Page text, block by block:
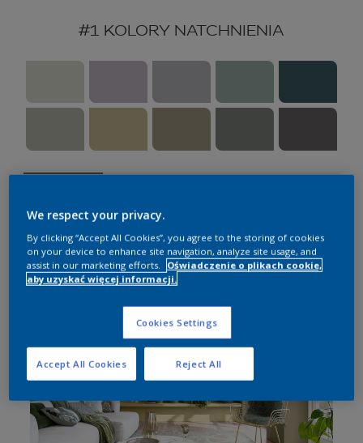
#1 KOLORY NATCHNIENIA
Wybierz pomieszczenie
Wszystko
Salon
Kuchnia
Domowe bluro
We respect your privacy.
By clicking “Accept All Cookies”, you agree to the storing of cookies
on your device to enhance site navigation, analyze site usage, and
assist in our marketing efforts.
Oświadczenie o plikach cookie,
aby uzyskać więcej informacji.
Cookies Settings
Reject All
Accept All Cookies